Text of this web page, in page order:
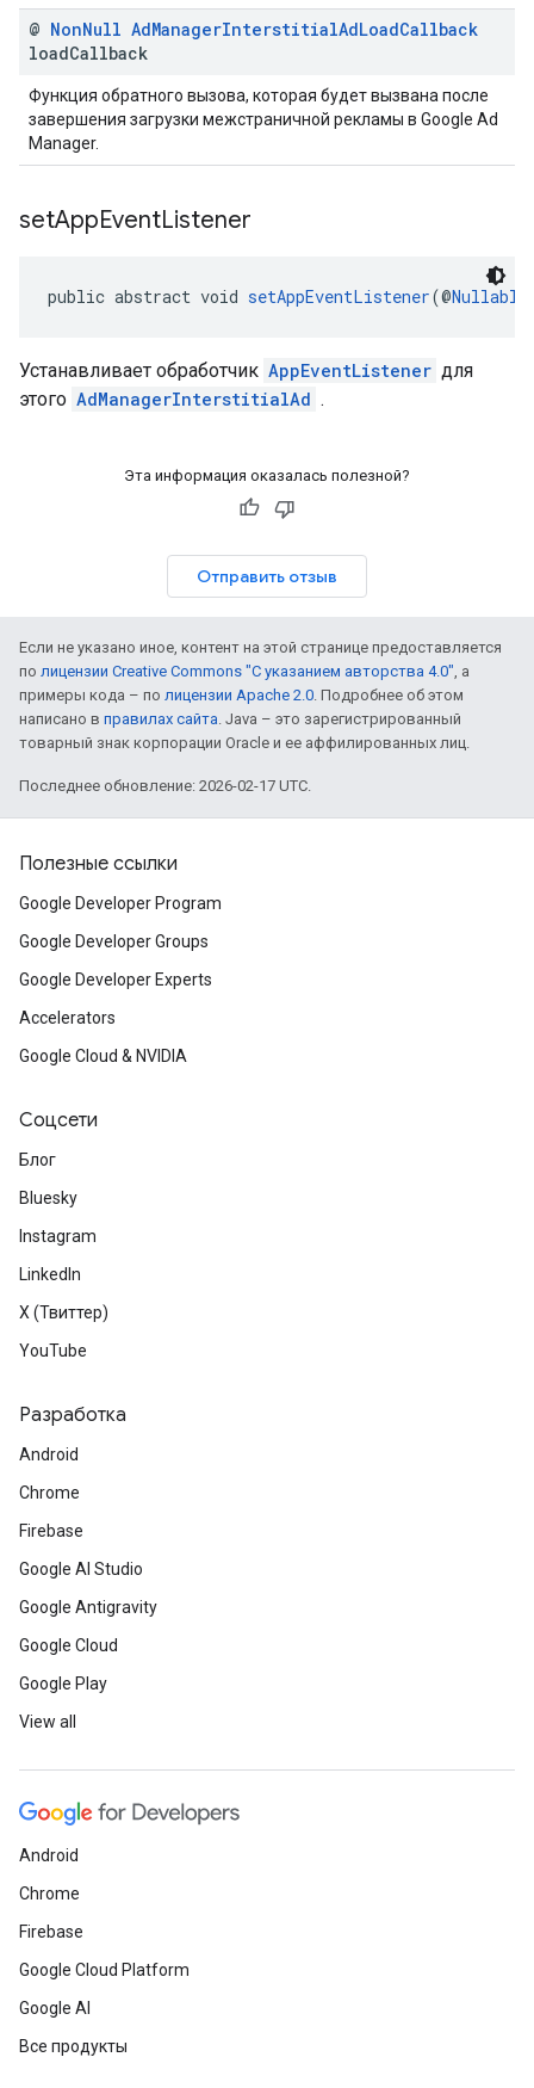
@ NonNull AdManagerInterstitialAdLoadCallback
loadCallback
Функция обратного вызова, которая будет вызвана после
завершения загрузки межстраничной рекламы в Google Ad
Manager.
setAppEventListener
public abstract void setAppEventListener(@Nullable
Устанавливает обработчик AppEventListener для
этого AdManagerInterstitialAd .
Эта информация оказалась полезной?
Отправить отзыв
Если не указано иное, контент на этой странице предоставляется
по лицензии Creative Commons "С указанием авторства 4.0", а
примеры кода – по лицензии Apache 2.0. Подробнее об этом
написано в правилах сайта. Java – это зарегистрированный
товарный знак корпорации Oracle и ее аффилированных лиц.
Последнее обновление: 2026-02-17 UTC.
Полезные ссылки
Google Developer Program
Google Developer Groups
Google Developer Experts
Accelerators
Google Cloud & NVIDIA
Соцсети
Блог
Bluesky
Instagram
LinkedIn
X (Твиттер)
YouTube
Разработка
Android
Chrome
Firebase
Google AI Studio
Google Antigravity
Google Cloud
Google Play
View all
Android
Chrome
Firebase
Google Cloud Platform
Google AI
Все продукты